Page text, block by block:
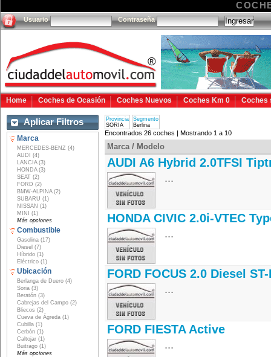
Usuario Contraseña
Home Coches de Ocasión Coches Nuevos Coches Km 0 Coches
Aplicar Filtros
Marca
MERCEDES-BENZ (4)
AUDI (4)
LANCIA (3)
HONDA (3)
SEAT (2)
FORD (2)
BMW-ALPINA (2)
SUBARU (1)
NISSAN (1)
MINI (1)
Más opciones
Combustible
Gasolina (17)
Diesel (7)
Híbrido (1)
Eléctrico (1)
Ubicación
Berlanga de Duero (4)
Soria (3)
Beratón (3)
Cabrejas del Campo (2)
Bliecos (2)
Cueva de Ágreda (1)
Cubilla (1)
Cerbón (1)
Caltojar (1)
Buitrago (1)
Más opciones
Provincia
SORIA
Segmento
Berlina
Encontrados 26 coches | Mostrando 1 a 10
Marca / Modelo
AUDI A6 Hybrid 2.0TFSI
...
HONDA CIVIC 2.0i-VTEC
...
FORD FOCUS 2.0 Diesel
...
FORD FIESTA Active
...